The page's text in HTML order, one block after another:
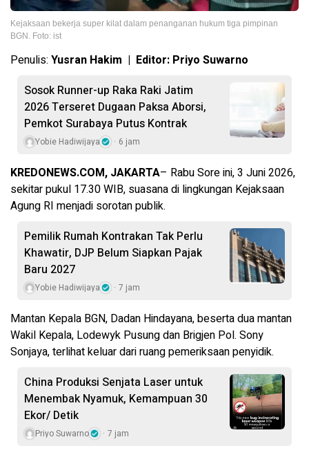
Kejaksaan bekerja super kilat dalam penanganan hukum tiga pimpinan
BGN. Foto: ist
Penulis: Yusran Hakim | Editor: Priyo Suwarno
Sosok Runner-up Raka Raki Jatim
2026 Terseret Dugaan Paksa Aborsi,
Pemkot Surabaya Putus Kontrak
Yobie Hadiwijaya 6 jam
KREDONEWS.COM, JAKARTA– Rabu Sore ini, 3 Juni 2026,
sekitar pukul 17.30 WIB, suasana di lingkungan Kejaksaan
Agung RI menjadi sorotan publik.
Pemilik Rumah Kontrakan Tak Perlu
Khawatir, DJP Belum Siapkan Pajak
Baru 2027
Yobie Hadiwijaya 7 jam
Mantan Kepala BGN, Dadan Hindayana, beserta dua mantan
Wakil Kepala, Lodewyk Pusung dan Brigjen Pol. Sony
Sonjaya, terlihat keluar dari ruang pemeriksaan penyidik.
China Produksi Senjata Laser untuk
Menembak Nyamuk, Kemampuan 30
Ekor/ Detik
Priyo Suwarno 7 jam